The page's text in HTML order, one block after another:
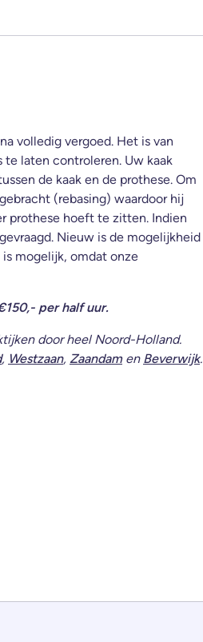
volledig vergoed. Het is van
te laten controleren. Uw kaak
de kaak en de prothese. Om
(rebasing) waardoor hij
prothese hoeft te zitten. Indien
Nieuw is de mogelijkheid
mogelijk, omdat onze
per half uur.
door heel Noord-Holland.
, Westzaan, Zaandamen Beverwijk.